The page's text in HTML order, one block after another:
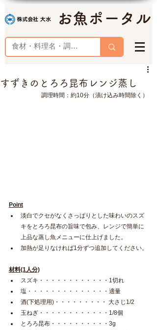
お魚ポータル
すずきのとろろ昆布レンジ蒸し
調理時間：約10分（漬け込み時間除く）
Point
淡白でクセがなくさっぱりとした味わいのスズ
キをとろろ昆布の旨味で包み、レンジで簡単に
上品な蒸し魚メニューに仕上げました。
加熱が足りなければ1分ずつ追加してください。
材料(1人分)
スズキ・・・・・・・・・・・・1切れ
塩・・・・・・・・・・・・・・適量
酒(下処理用)・・・・・・・・・ 大さじ1/2
玉ねぎ・・・・・・・・・・・・1/8個
とろろ昆布・・・・・・・・・・3g